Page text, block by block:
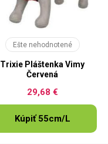
Ešte nehodnotené
Trixie Pláštenka Vimy
Červená
29,68 €
Kúpiť 55cm/L